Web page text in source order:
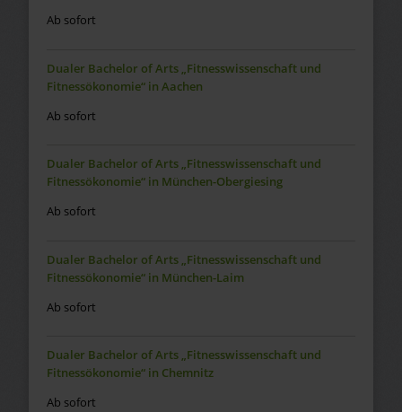
Ab sofort
Dualer Bachelor of Arts „Fitnesswissenschaft und
Fitnessökonomie“ in Aachen
Ab sofort
Dualer Bachelor of Arts „Fitnesswissenschaft und
Fitnessökonomie“ in München-Obergiesing
Ab sofort
Dualer Bachelor of Arts „Fitnesswissenschaft und
Fitnessökonomie“ in München-Laim
Ab sofort
Dualer Bachelor of Arts „Fitnesswissenschaft und
Fitnessökonomie“ in Chemnitz
Ab sofort